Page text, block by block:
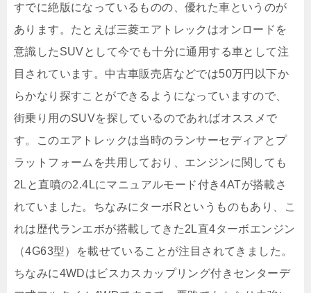
すでに絶版になっているものの、優れた車というのが
あります。たとえば三菱エアトレックはオンロードを
意識したSUVとして今でも十分に通用する車として注
目されています。中古車販売店などでは50万円以下か
らかなり探すことができるようになっていますので、
街乗り用のSUVを探しているのであればオススメで
す。このエアトレックは当時のランサーセディアとプ
ラットフォームを共用しており、エンジンに関しても
2Lと直噴の2.4Lにマニュアルモード付き4ATが搭載さ
れていました。ちなみにターボRというものもあり、こ
れは歴代ランエボが搭載してきた2L直4ターボエンジン
（4G63型）を載せていることが注目されてきました。
ちなみに4WDはビスカスカップリング付きセンターデ